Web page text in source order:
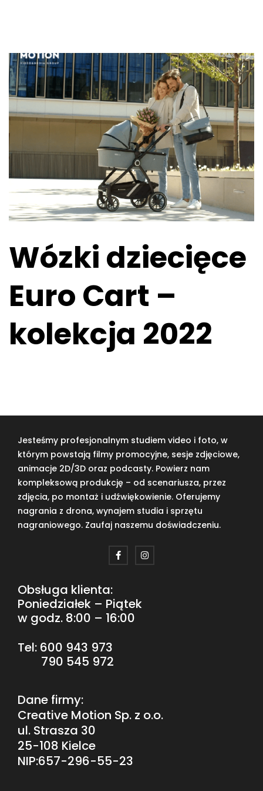
Wózki dziecięce
Euro Cart –
kolekcja 2022
Jesteśmy profesjonalnym studiem video i foto, w
którym powstają filmy promocyjne, sesje zdjęciowe,
animacje 2D/3D oraz podcasty. Powierz nam
kompleksową produkcję – od scenariusza, przez
zdjęcia, po montaż i udźwiękowienie. Oferujemy
nagrania z drona, wynajem studia i sprzętu
nagraniowego. Zaufaj naszemu doświadczeniu.
Obsługa klienta:
Poniedziałek – Piątek
w godz. 8:00 – 16:00
Tel: 600 943 973
790 545 972
Dane firmy:
Creative Motion Sp. z o.o.
ul. Strasza 30
25-108 Kielce
NIP:657-296-55-23